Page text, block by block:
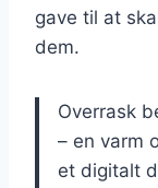
gave til at
dem.
Overrask
– en varm
et digitalt